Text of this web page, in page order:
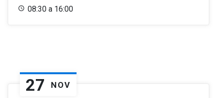
08:30 a 16:00
27 NOV